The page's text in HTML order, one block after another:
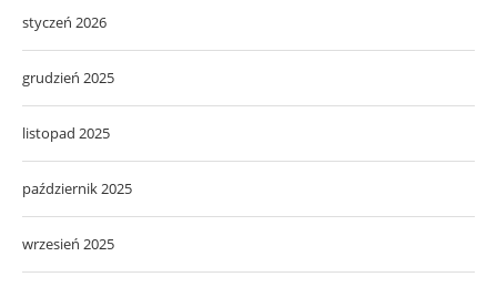
styczeń 2026
grudzień 2025
listopad 2025
październik 2025
wrzesień 2025